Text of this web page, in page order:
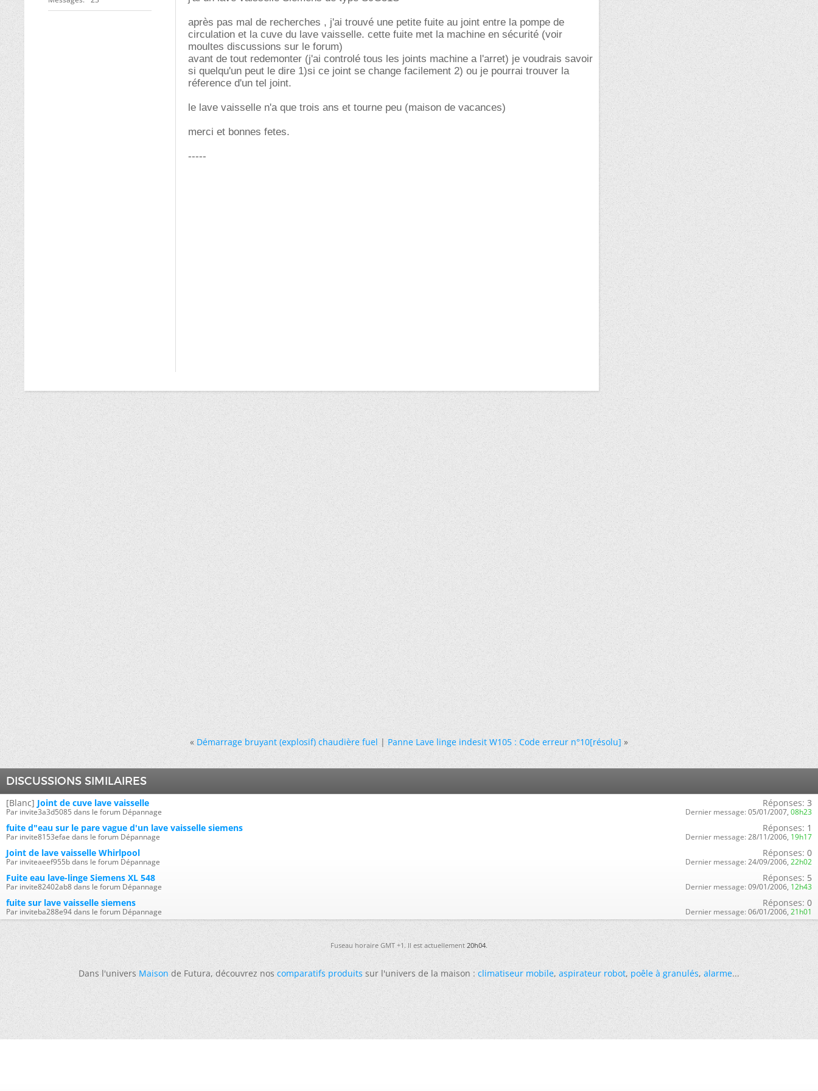
après pas mal de recherches , j'ai trouvé une petite fuite au joint entre la pompe de
circulation et la cuve du lave vaisselle. cette fuite met la machine en sécurité (voir
moultes discussions sur le forum)
avant de tout redemonter (j'ai controlé tous les joints machine a l'arret) je voudrais savoir
si quelqu'un peut le dire 1)si ce joint se change facilement 2) ou je pourrai trouver la
réference d'un tel joint.
le lave vaisselle n'a que trois ans et tourne peu (maison de vacances)
merci et bonnes fetes.
-----
« Démarrage bruyant (explosif) chaudière fuel|Panne Lave linge indesit W105 : Code erreur n°10[résolu] »
DISCUSSIONS SIMILAIRES
[Blanc] Joint de cuve lave vaisselle
Par invite3a3d5085 dans le forum Dépannage
Réponses: 3
Dernier message: 05/01/2007, 08h23
fuite d"eau sur le pare vague d'un lave vaisselle siemens
Par invite8153efae dans le forum Dépannage
Réponses: 1
Dernier message: 28/11/2006, 19h17
Joint de lave vaisselle Whirlpool
Par inviteaeef955b dans le forum Dépannage
Réponses: 0
Dernier message: 24/09/2006, 22h02
Fuite eau lave-linge Siemens XL 548
Par invite82402ab8 dans le forum Dépannage
Réponses: 5
Dernier message: 09/01/2006, 12h43
fuite sur lave vaisselle siemens
Par inviteba288e94 dans le forum Dépannage
Réponses: 0
Dernier message: 06/01/2006, 21h01
Fuseau horaire GMT +1. Il est actuellement20h04.
Dans l'universMaisonde Futura, découvrez noscomparatifs produitssur l'univers de la maison :climatiseur mobile,aspirateur robot,poêle à granulés,alarme...